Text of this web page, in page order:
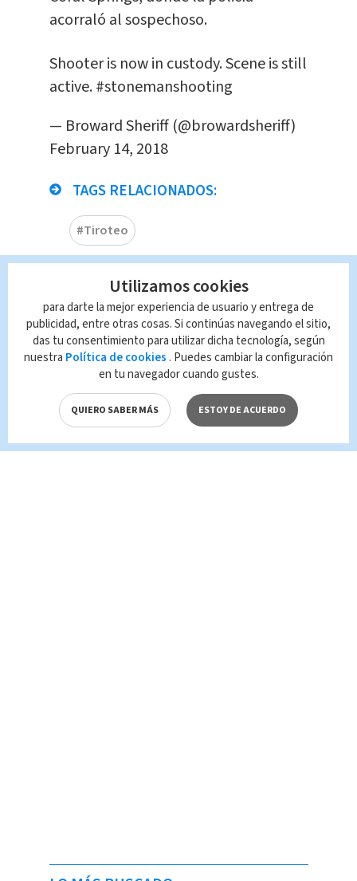
acorraló al sospechoso.
Shooter is now in custody. Scene is still
active.#stonemanshooting
— Broward Sheriff (@browardsheriff)
February 14, 2018
TAGS RELACIONADOS:
#Tiroteo
Queda prohibida la reproducción total o
parcial del contenido de esta página, mismo
que es propiedad de TELEDIARIO; su
reproducción no autorizada constituye una
infracción y un delito de conformidad con las
leyes aplicables.
Utilizamos cookies
para darte la mejor experiencia de usuario y entrega de
publicidad, entre otras cosas. Si continúas navegando el sitio,
das tu consentimiento para utilizar dicha tecnología, según
nuestra Política de cookies . Puedes cambiar la configuración
en tu navegador cuando gustes.
QUIERO SABER MÁS ESTOY DE ACUERDO